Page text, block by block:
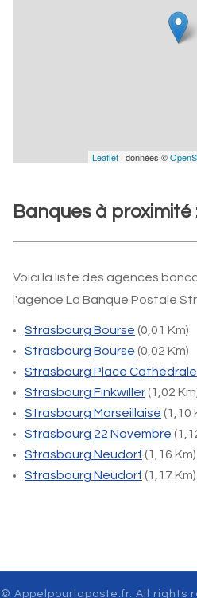
Leaflet | données ©
Banques à proximité
Voici la liste des agences
l'agence La Banque Postale
Strasbourg Bourse (0,01 Km)
Strasbourg Bourse (0,02 Km)
Strasbourg Place Cathédrale
Strasbourg Finkwiller(1,02
Strasbourg Marseillaise (1,10
Strasbourg 22 Novembre
Strasbourg Neudorf (1,16 Km)
Strasbourg Neudorf (1,17 Km)
© Appelpourlaposte.fr. All rights